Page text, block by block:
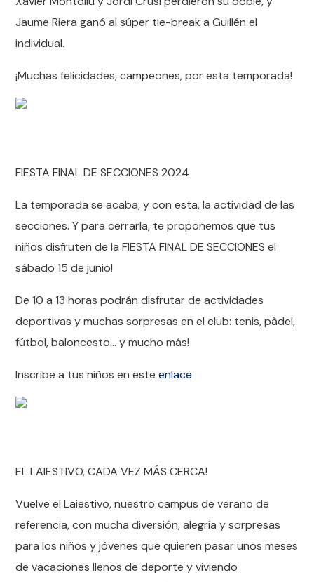
Jaume Riera ganó al súper tie-break a Guillén el
individual.
¡Muchas felicidades, campeones, por esta temporada!
FIESTA FINAL DE SECCIONES 2024
La temporada se acaba, y con esta, la actividad de las
secciones. Y para cerrarla, te proponemos que tus
niños disfruten de la FIESTA FINAL DE SECCIONES el
sábado 15 de junio!
De 10 a 13 horas podrán disfrutar de actividades
deportivas y muchas sorpresas en el club: tenis, pàdel,
fútbol, baloncesto… y mucho más!
Inscribe a tus niños en esteenlace
EL LAIESTIVO, CADA VEZ MÁS CERCA!
Vuelve el Laiestivo, nuestro campus de verano de
referencia, con mucha diversión, alegría y sorpresas
para los niños y jóvenes que quieren pasar unos meses
de vacaciones llenos de deporte y viviendo